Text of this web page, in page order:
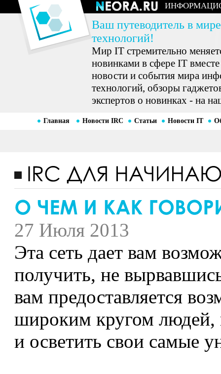
Ваш путеводитель в
технологий!
Мир IT стремительно
новинками в сфере IT
новости и события мира
технологий, обзоры
экспертов о новинках - на
Главная Новости IRC Статьи Новости IT
27 Июля 2013
Эта сеть дает вам
получить, не
вам предоставляется
широким кругом людей,
и осветить свои самые